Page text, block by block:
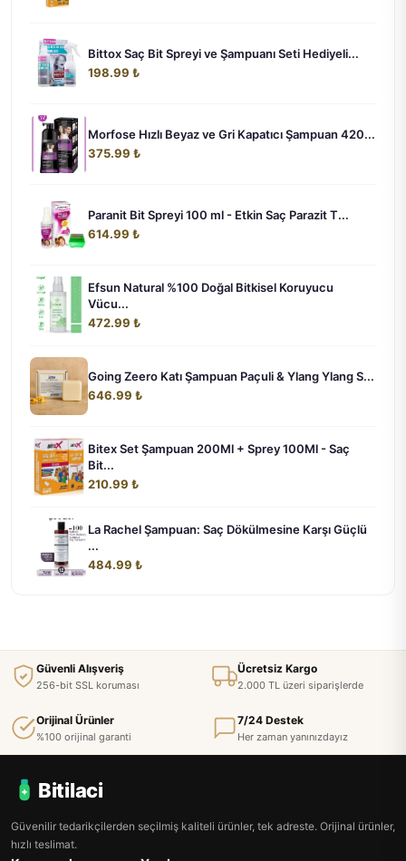
Bittox Saç Bit Spreyi ve Şampuanı Seti Hediyeli...
198.99 ₺
Morfose Hızlı Beyaz ve Gri Kapatıcı Şampuan 420...
375.99 ₺
Paranit Bit Spreyi 100 ml - Etkin Saç Parazit T...
614.99 ₺
Efsun Natural %100 Doğal Bitkisel Koruyucu
Vücu...
472.99 ₺
Going Zeero Katı Şampuan Paçuli & Ylang Ylang S...
646.99 ₺
Bitex Set Şampuan 200Ml + Sprey 100Ml - Saç
Bit...
210.99 ₺
La Rachel Şampuan: Saç Dökülmesine Karşı Güçlü
...
484.99 ₺
Güvenli Alışveriş
256-bit SSL koruması
Ücretsiz Kargo
2.000 TL üzeri siparişlerde
Orijinal Ürünler
%100 orijinal garanti
7/24 Destek
Her zaman yanınızdayız
Bitilaci
Güvenilir tedarikçilerden seçilmiş kaliteli ürünler, tek adreste. Orijinal ürünler,
hızlı teslimat.